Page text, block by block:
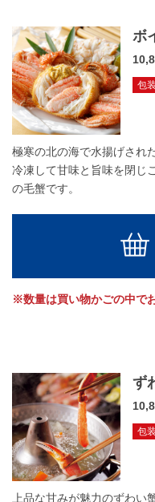
ボ
包
極寒の北の海で水揚げされ
冷凍して甘味と旨味を閉じ
の毛蟹です。
※数量は買い物かごの中で
ず
包
上品な甘みが魅力のずわい